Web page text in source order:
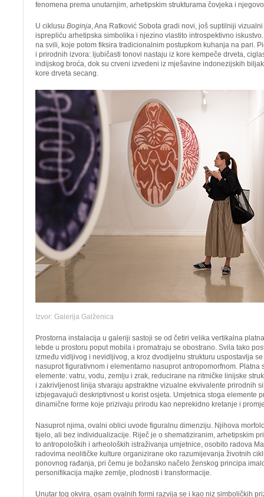
fenomena prema unutarnjim, arhetipskim strukturama čovjeka i
U ciklusu Boginja, Ana Ratković Sobota gradi novi, još suptilniji
isprepliću arhetipska simbolika i njezino vlastito introspektivno
na svili, koje potom fiksira tradicionalnim postupkom kuhanja na pari.
i prirodnih izvora: ljubičasti tonovi nastaju iz kore kempeče drveta,
indijskog broća, dok su crveni izvedeni iz mješavine indonezijskih
kore drveta secang.
Izvor: Galerija Galženica
Prostorna instalacija u galeriji sastoji se od četiri velika vertikalna
lebde u prostoru poput mobila i promatraju se obostrano. Svila tako
između vidljivog i nevidljivog, a kroz dvodijelnu strukturu uspostavlja
nasuprot figurativnom i elementarno nasuprot antropomorfnom. Platna
elemente: vatru, vodu, zemlju i zrak, reducirane na ritmičke linijske
i zakrivljenost linija stvaraju apstraktne vizualne ekvivalente prirodnih
izbjegavajući deskriptivnost u korist osjeta. Umjetnica stoga elemente
dinamične forme koje prizivaju prirodu kao neprekidno kretanje i
Nasuprot njima, ovalni oblici uvode figuralnu dimenziju. Njihova
tijelo, ali bez individualizacije. Riječ je o shematiziranim, arhetipskim
to antropoloških i arheoloških istraživanja umjetnice, osobito radova
radovima neolitičke kulture organizirane oko razumijevanja životnih
ponovnog rađanja, pri čemu je božansko načelo ženskog principa
personifikacija majke zemlje, plodnosti i transformacije.
Unutar tog okvira, osam ovalnih formi razvija se i kao niz simboličkih